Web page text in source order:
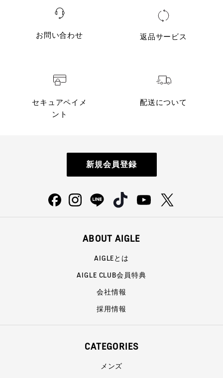
お問い合わせ 返品サービス
セキュアペイメ
ント
配送について
新規会員登録
ABOUT AIGLE
AIGLEとは
AIGLE CLUB会員特典
会社情報
採用情報
CATEGORIES
メンズ